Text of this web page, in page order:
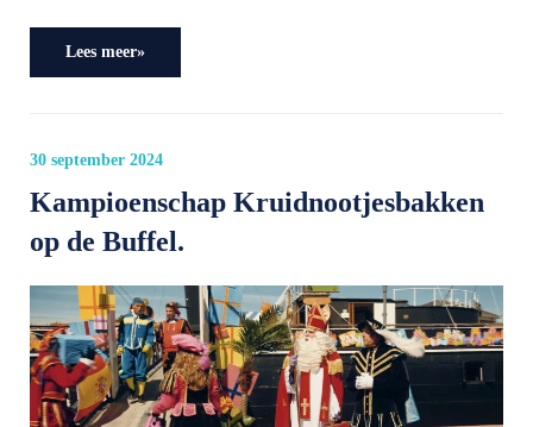
Lees meer»
30 september 2024
Kampioenschap Kruidnootjesbakken
op de Buffel.